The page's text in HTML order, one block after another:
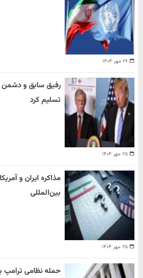
۲۶ مهر ۱۴۰۴
۲۵ مهر ۱۴۰۴
رفیق سابق و دشمن
تسلیم کرد
۲۵ مهر ۱۴۰۴
مذاکره ایران و
بین‌المللی
حمله نظامی ترامپ